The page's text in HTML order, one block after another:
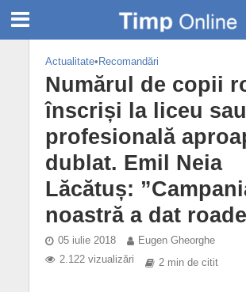
Actualitate• Recomandări
Numărul de copii
înscriși la liceu sau
profesională
dublat. Emil Neia
Lăcătuș:
noastră a dat
05 iulie 2018
Eugen Gheorghe
2.122 vizualizări
2 min de citit